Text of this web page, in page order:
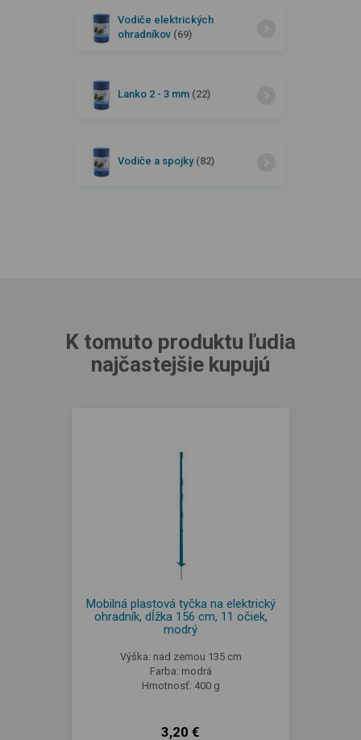
Vodiče elektrických
ohradníkov (69)
Lanko 2 - 3 mm (22)
Vodiče a spojky (82)
K tomuto produktu ľudia
najčastejšie kupujú
Mobilná plastová tyčka na elektrický
ohradník, dĺžka 156 cm, 11 očiek,
modrý
Výška: nad zemou 135 cm
Farba: modrá
Hmotnosť: 400 g
3,20 €